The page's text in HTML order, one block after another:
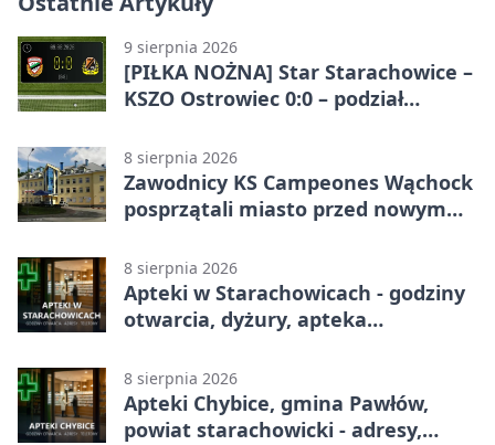
9 sierpnia 2026
[PIŁKA NOŻNA] Star Starachowice –
KSZO Ostrowiec 0:0 – podział
(Grupa IV)
8 sierpnia 2026
Zawodnicy KS Campeones Wąchock
posprzątali miasto przed nowym
8 sierpnia 2026
Apteki w Starachowicach - godziny
otwarcia, dyżury, apteka
8 sierpnia 2026
Apteki Chybice, gmina Pawłów,
powiat starachowicki - adresy,